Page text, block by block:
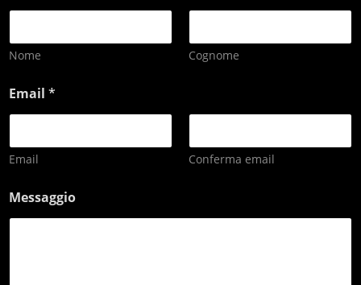
Nome Cognome
Email *
Email Conferma email
Messaggio